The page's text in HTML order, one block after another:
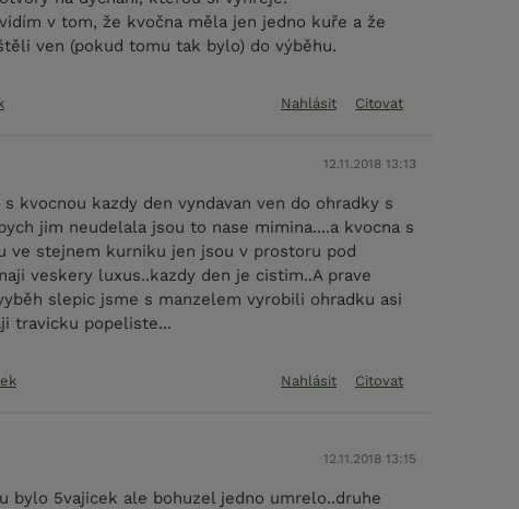
v tom, že kvočna měla jen jedno kuře a že
ven (pokud tomu tak bylo) do výběhu.
Nahlásit Citovat
12.11.2018 13:13
kvocnou kazdy den vyndavan ven do ohradky s
jim neudelala jsou to nase mimina....a kvocna s
ve stejnem kurniku jen jsou v prostoru pod
veskery luxus..kazdy den je cistim..A prave
slepic jsme s manzelem vyrobili ohradku asi
travicku popeliste...
Nahlásit Citovat
12.11.2018 13:15
bylo 5vajicek ale bohuzel jedno umrelo..druhe